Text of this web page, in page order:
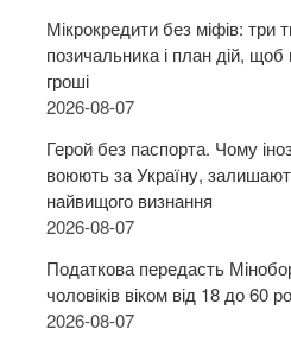
Мікрокредити без міфів: три
позичальника і план дій, щоб
гроші
2026-08-07
Герой без паспорта. Чому
воюють за Україну,
найвищого визнання
2026-08-07
Податкова передасть
чоловіків віком від 18 до 60
2026-08-07